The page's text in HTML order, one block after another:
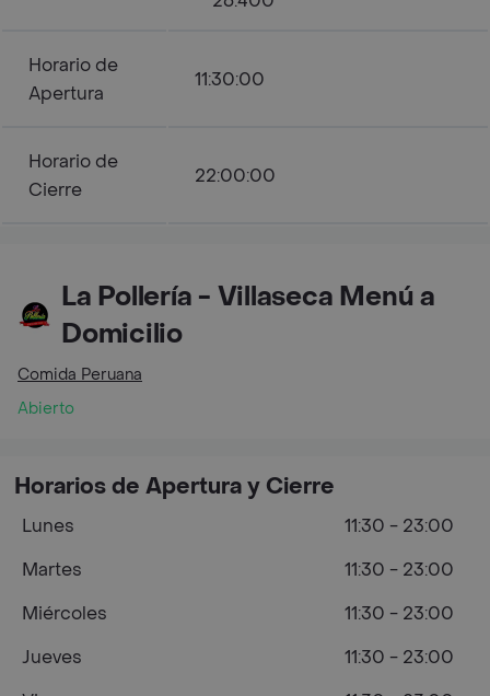
Horario de
Apertura
11:30:00
Horario de
Cierre
22:00:00
La Pollería - Villaseca Menú a
Domicilio
Comida Peruana
Abierto
Horarios de Apertura y Cierre
Lunes
11:30 - 23:00
Martes
11:30 - 23:00
Miércoles
11:30 - 23:00
Jueves
11:30 - 23:00